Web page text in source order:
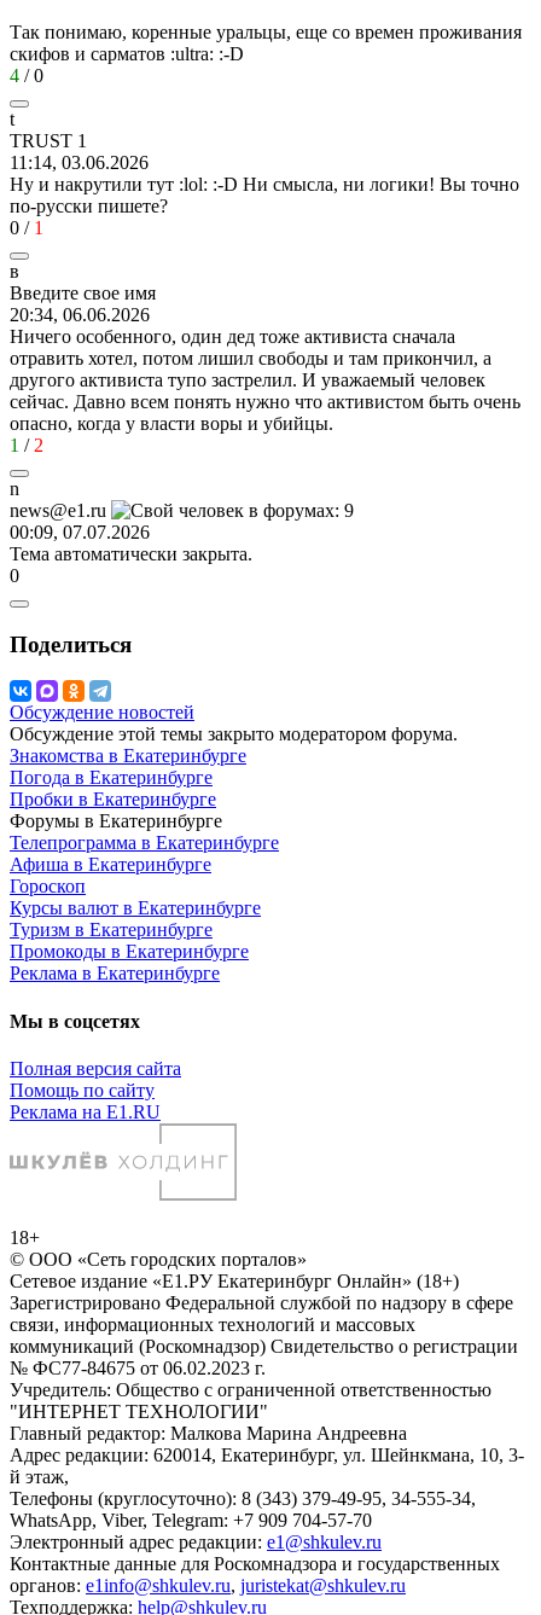
Так понимаю, коренные уральцы, еще со времен проживания
скифов и сарматов :ultra: :-D
4 /0
t
TRUST 1
11:14, 03.06.2026
Ну и накрутили тут :lol: :-D Ни смысла, ни логики! Вы точно
по‑русски пишете?
0 / 1
в
Введите свое имя
20:34, 06.06.2026
Ничего особенного, один дед тоже активиста сначала
отравить хотел, потом лишил свободы и там прикончил, а
другого активиста тупо застрелил. И уважаемый человек
сейчас. Давно всем понять нужно что активистом быть очень
опасно, когда у власти воры и убийцы.
1 / 2
n
news@e1.ru
00:09, 07.07.2026
Тема автоматически закрыта.
0
Поделиться
Обсуждение новостей
Обсуждение этой темы закрыто модератором форума.
Знакомства в Екатеринбурге
Погода в Екатеринбурге
Пробки в Екатеринбурге
Форумы в Екатеринбурге
Телепрограмма в Екатеринбурге
Афиша в Екатеринбурге
Гороскоп
Курсы валют в Екатеринбурге
Туризм в Екатеринбурге
Промокоды в Екатеринбурге
Реклама в Екатеринбурге
Мы в соцсетях
Полная версия сайта
Помощь по сайту
Реклама на E1.RU
18+
© ООО «Сеть городских порталов»
Сетевое издание «Е1.РУ Екатеринбург Онлайн» (18+)
Зарегистрировано Федеральной службой по надзору в сфере
связи, информационных технологий и массовых
коммуникаций (Роскомнадзор) Свидетельство о регистрации
№ ФС77-84675 от 06.02.2023 г.
Учредитель: Общество с ограниченной ответственностью
"ИНТЕРНЕТ ТЕХНОЛОГИИ"
Главный редактор: Малкова Марина Андреевна
Адрес редакции: 620014, Екатеринбург, ул. Шейнкмана, 10, 3-
й этаж,
Телефоны (круглосуточно): 8 (343) 379-49-95, 34-555-34,
WhatsApp, Viber, Telegram: +7 909 704-57-70
Электронный адрес редакции: e1@shkulev.ru
Контактные данные для Роскомнадзора и государственных
органов: e1info@shkulev.ru, juristekat@shkulev.ru
Техподдержка: help@shkulev.ru